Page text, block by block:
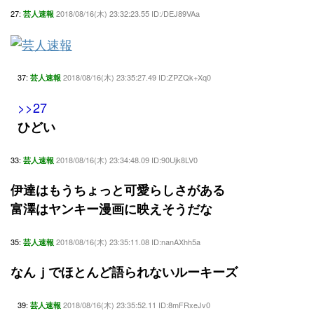
27: 芸人速報 2018/08/16(木) 23:32:23.55 ID:/DEJ89VAa
37: 芸人速報 2018/08/16(木) 23:35:27.49 ID:ZPZQk+Xq0
>>27
ひどい
33: 芸人速報 2018/08/16(木) 23:34:48.09 ID:90Ujk8LV0
伊達はもうちょっと可愛らしさがある
富澤はヤンキー漫画に映えそうだな
35: 芸人速報 2018/08/16(木) 23:35:11.08 ID:nanAXhh5a
なんｊでほとんど語られないルーキーズ
39: 芸人速報 2018/08/16(木) 23:35:52.11 ID:8mFRxeJv0